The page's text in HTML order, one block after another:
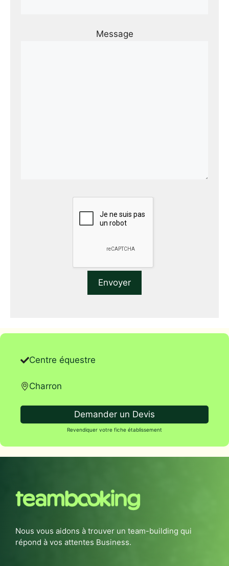
Message
Centre équestre
Charron
Demander un Devis
Revendiquer votre fiche établissement
Nous vous aidons à trouver un team-building qui
répond à vos attentes Business.